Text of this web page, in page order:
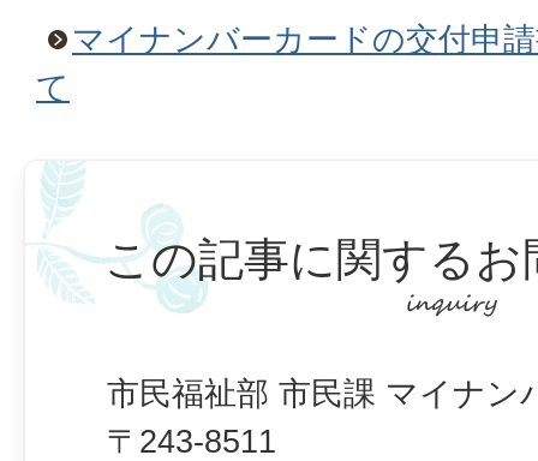
マイナンバーカードの交付申
て
この記事に関するお
市民福祉部 市民課 マイナン
〒243-8511